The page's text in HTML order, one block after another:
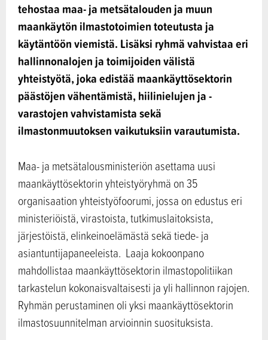
tehostaa maa- ja metsätalouden ja muun
maankäytön ilmastotoimien toteutusta ja
käytäntöön viemistä. Lisäksi ryhmä vahvistaa eri
hallinnonalojen ja toimijoiden välistä
yhteistyötä, joka edistää maankäyttösektorin
päästöjen vähentämistä, hiilinielujen ja -
varastojen vahvistamista sekä
ilmastonmuutoksen vaikutuksiin varautumista.
Maa- ja metsätalousministeriön asettama uusi
maankäyttösektorin yhteistyöryhmä on 35
organisaation yhteistyöfoorumi, jossa on edustus eri
ministeriöistä, virastoista, tutkimuslaitoksista,
järjestöistä, elinkeinoelämästä sekä tiede- ja
asiantuntijapaneeleista. Laaja kokoonpano
mahdollistaa maankäyttösektorin ilmastopolitiikan
tarkastelun kokonaisvaltaisesti ja yli hallinnon rajojen.
Ryhmän perustaminen oli yksi maankäyttösektorin
ilmastosuunnitelman arvioinnin suosituksista.